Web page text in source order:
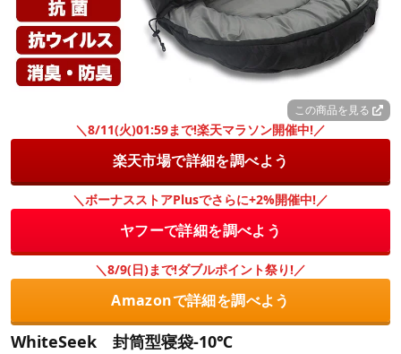
この商品を見る
＼8/11(火)01:59まで!楽天マラソン開催中!／
楽天市場で詳細を調べよう
＼ボーナスストアPlusでさらに+2%開催中!／
ヤフーで詳細を調べよう
＼8/9(日)まで!ダブルポイント祭り!／
Amazonで詳細を調べよう
WhiteSeek 封筒型寝袋-10℃